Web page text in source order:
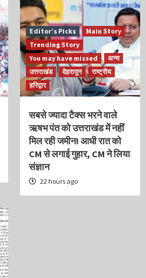
Editor’s Picks
Main Story
Trending Story
You may have missed
अन्य
उत्तराखंड
देहरादून
राष्ट्रीय
हरिद्वार
सबसे ज्यादा टैक्स भरने वाले
ऋषभ पंत को उत्तराखंड में नहीं
मिल रही जमीन! आधी रात को
CM से लगाई गुहार, CM ने लिया
संज्ञान
22 hours ago